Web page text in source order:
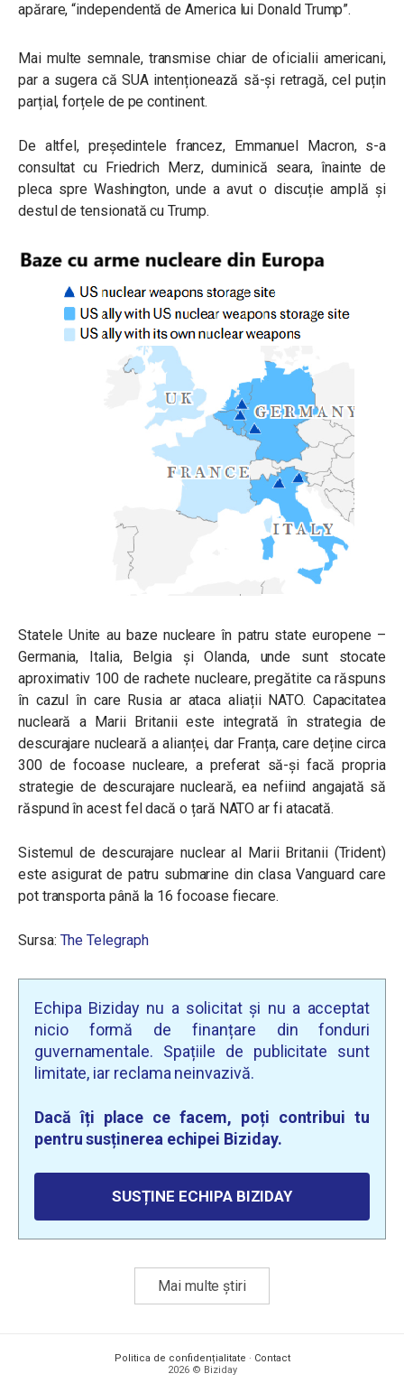
apărare, “independentă de America lui Donald Trump”.
Mai multe semnale, transmise chiar de oficialii americani,
par a sugera că SUA intenționează să-și retragă, cel puțin
parțial, forțele de pe continent.
De altfel, președintele francez, Emmanuel Macron, s-a
consultat cu Friedrich Merz, duminică seara, înainte de
pleca spre Washington, unde a avut o discuție amplă și
destul de tensionată cu Trump.
Statele Unite au baze nucleare în patru state europene –
Germania, Italia, Belgia și Olanda, unde sunt stocate
aproximativ 100 de rachete nucleare, pregătite ca răspuns
în cazul în care Rusia ar ataca aliații NATO. Capacitatea
nucleară a Marii Britanii este integrată în strategia de
descurajare nucleară a alianței, dar Franța, care deține circa
300 de focoase nucleare, a preferat să-și facă propria
strategie de descurajare nucleară, ea nefiind angajată să
răspund în acest fel dacă o țară NATO ar fi atacată.
Sistemul de descurajare nuclear al Marii Britanii (Trident)
este asigurat de patru submarine din clasa Vanguard care
pot transporta până la 16 focoase fiecare.
Sursa: The Telegraph
Echipa Biziday nu a solicitat și nu a acceptat
nicio formă de finanțare din fonduri
guvernamentale. Spațiile de publicitate sunt
limitate, iar reclama neinvazivă.
Dacă îți place ce facem, poți contribui tu
pentru susținerea echipei Biziday.
SUSȚINE ECHIPA BIZIDAY
Mai multe știri
Politica de confidențialitate · Contact
2026 © Biziday